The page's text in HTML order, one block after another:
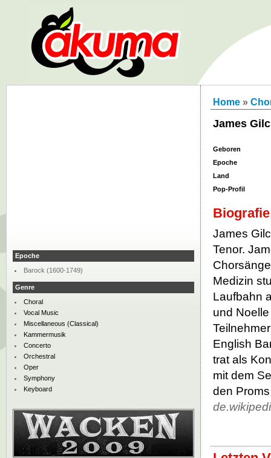
Home »
James
Geboren
Epoche
Land
Pop-Profil
Biografie
James
Tenor.
Medizin
Laufbahn
und
English
trat als
mit dem
den
Epoche
Barock (1600-1749)
Genre
Choral
Vocal Music
Miscellaneous (Classical)
Kammermusik
Concerto
Orchestral
Oper
Symphony
Keyboard